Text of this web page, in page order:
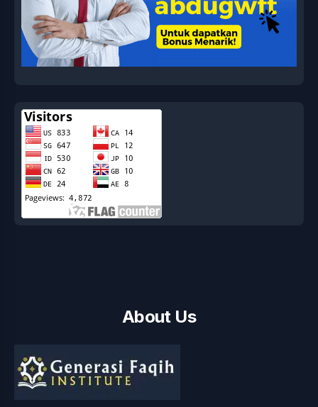
About Us